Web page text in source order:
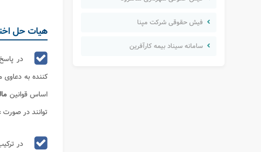
فیش حقوقی شرکت مپنا
سامانه سیناد بیمه کارآفرین
هیات حل
در
کننده به
اساس قوانین
توانند در صورت
در